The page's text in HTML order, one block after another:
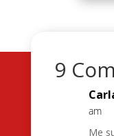
9
am
Me